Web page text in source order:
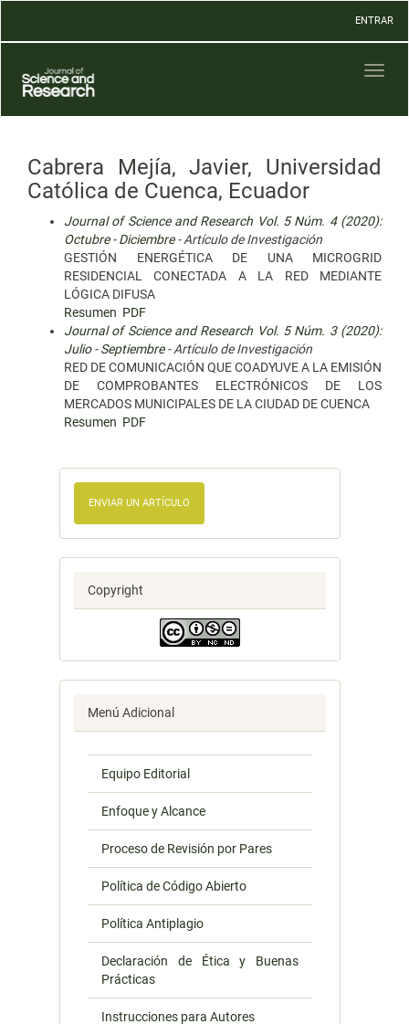
Contenido
Barra
lateral
ENTRAR
Cabrera Mejía, Javier, Universidad
Católica de Cuenca, Ecuador
Journal of Science and Research Vol. 5 Núm. 4 (2020):
Octubre - Diciembre- Artículo de Investigación
GESTIÓN ENERGÉTICA DE UNA MICROGRID
RESIDENCIAL CONECTADA A LA RED MEDIANTE
LÓGICA DIFUSA
Resumen PDF
Journal of Science and Research Vol. 5 Núm. 3 (2020):
Julio - Septiembre- Artículo de Investigación
RED DE COMUNICACIÓN QUE COADYUVE A LA EMISIÓN
DE COMPROBANTES ELECTRÓNICOS DE LOS
MERCADOS MUNICIPALES DE LA CIUDAD DE CUENCA
Resumen PDF
ENVIAR UN ARTÍCULO
Copyright
Menú Adicional
Equipo Editorial
Enfoque y Alcance
Proceso de Revisión por Pares
Política de Código Abierto
Política Antiplagio
Declaración de Ética y Buenas
Prácticas
Instrucciones para Autores